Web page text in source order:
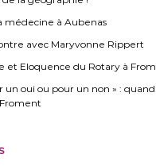
médecine à Aubenas
avec Maryvonne Rippert
et Eloquence du Rotary à
un oui ou pour un non » : quand